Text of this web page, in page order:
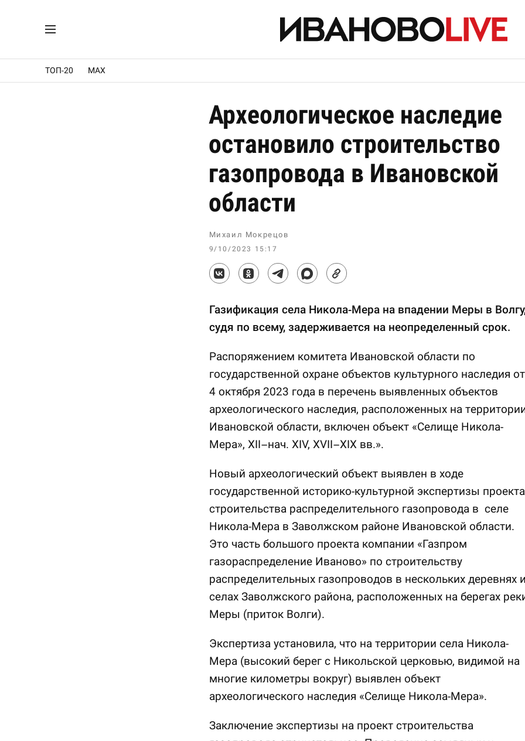
ТОП-20 MAX
Археологическое наследие
остановило строительство
газопровода в Ивановской
области
Михаил Мокрецов
9/10/2023 15:17
Газификация села Никола-Мера на впадении Меры в
судя по всему, задерживается на неопределенный срок.
Распоряжением комитета Ивановской области по
государственной охране объектов культурного наследия от
4 октября 2023 года в перечень выявленных объектов
археологического наследия, расположенных на
Ивановской области, включен объект «Селище Никола-
Мера», XII–нач. XIV, XVII–XIX вв.».
Новый археологический объект выявлен в ходе
государственной историко-культурной экспертизы проекта
строительства распределительного газопровода в селе
Никола-Мера в Заволжском районе Ивановской области.
Это часть большого проекта компании «Газпром
газораспределение Иваново» по строительству
распределительных газопроводов в нескольких деревнях и
селах Заволжского района, расположенных на берегах
Меры (приток Волги).
Экспертиза установила, что на территории села Никола-
Мера (высокий берег с Никольской церковью, видимой на
многие километры вокруг) выявлен объект
археологического наследия «Селище Никола-Мера».
Заключение экспертизы на проект строительства